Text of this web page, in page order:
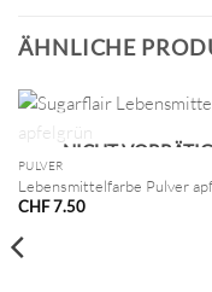
ÄHNLICHE
NICHT VORRÄTIG
PULVER
Lebensmittelfarbe Pulver
CHF7.50